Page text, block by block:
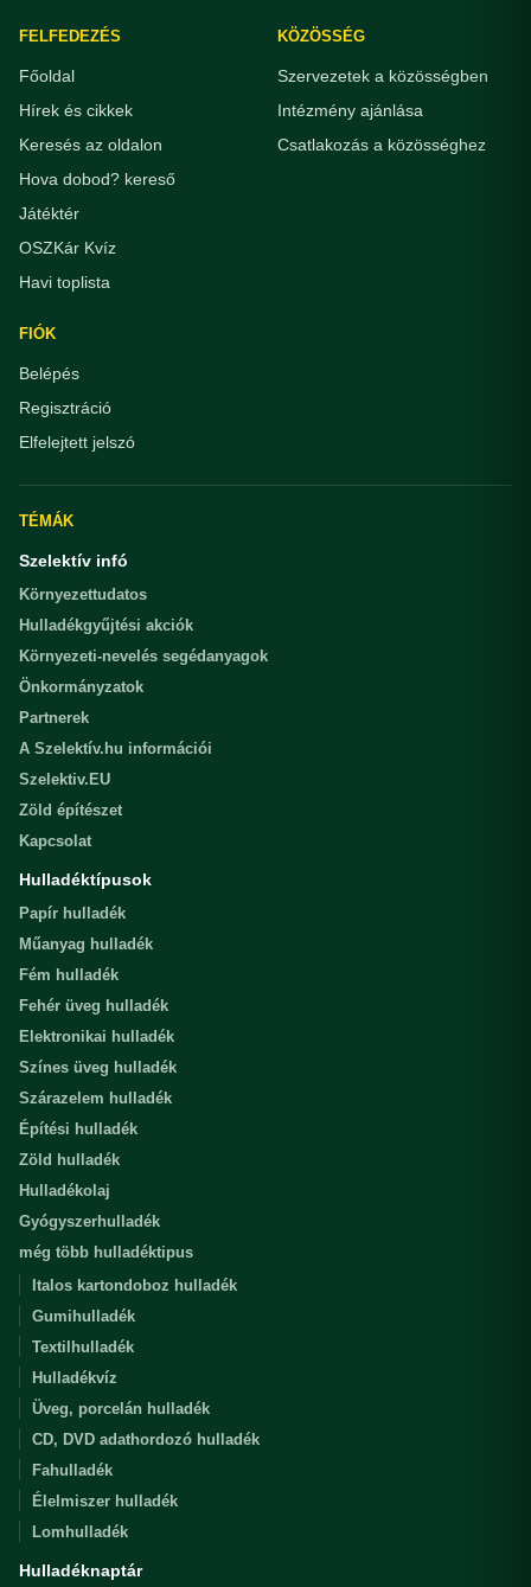
FELFEDEZÉS
Főoldal
Hírek és cikkek
Keresés az oldalon
Hova dobod? kereső
Játéktér
OSZKár Kvíz
Havi toplista
KÖZÖSSÉG
Szervezetek a közösségben
Intézmény ajánlása
Csatlakozás a közösséghez
FIÓK
Belépés
Regisztráció
Elfelejtett jelszó
TÉMÁK
Szelektív infó
Környezettudatos
Hulladékgyűjtési akciók
Környezeti-nevelés segédanyagok
Önkormányzatok
Partnerek
A Szelektív.hu információi
Szelektiv.EU
Zöld építészet
Kapcsolat
Hulladéktípusok
Papír hulladék
Műanyag hulladék
Fém hulladék
Fehér üveg hulladék
Elektronikai hulladék
Színes üveg hulladék
Szárazelem hulladék
Építési hulladék
Zöld hulladék
Hulladékolaj
Gyógyszerhulladék
még több hulladéktipus
Italos kartondoboz hulladék
Gumihulladék
Textilhulladék
Hulladékvíz
Üveg, porcelán hulladék
CD, DVD adathordozó hulladék
Fahulladék
Élelmiszer hulladék
Lomhulladék
Hulladéknaptár